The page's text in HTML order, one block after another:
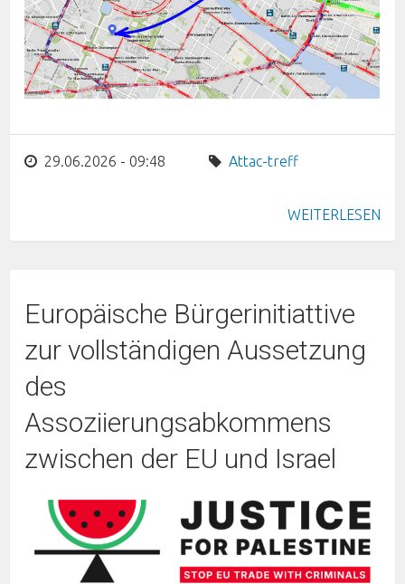
29.06.2026 - 09:48 Attac-treff
WEITERLESEN
Europäische Bürgerinitiattive
zur vollständigen Aussetzung
des
Assoziierungsabkommens
zwischen der EU und Israel